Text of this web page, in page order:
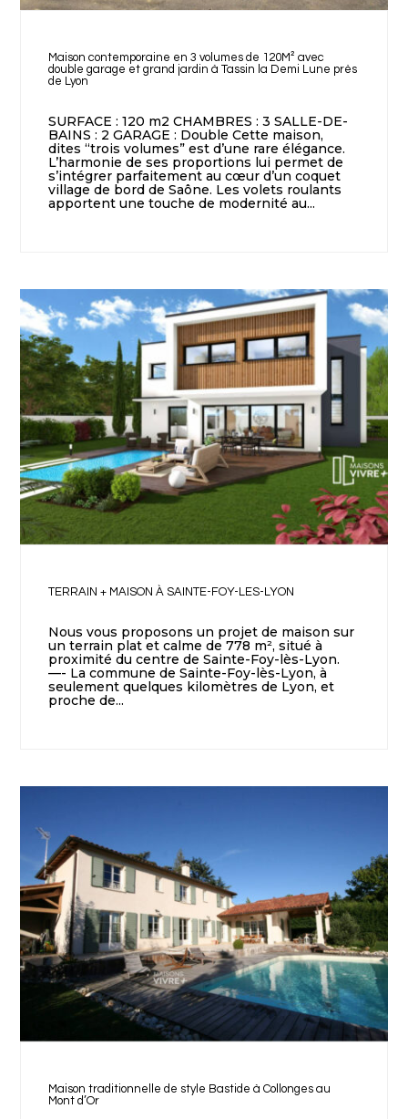
Maison contemporaine en 3 volumes de 120M² avec
double garage et grand jardin à Tassin la Demi Lune près
de Lyon
SURFACE : 120 m2 CHAMBRES : 3 SALLE-DE-
BAINS : 2 GARAGE : Double Cette maison,
dites “trois volumes” est d’une rare élégance.
L’harmonie de ses proportions lui permet de
s’intégrer parfaitement au cœur d’un coquet
village de bord de Saône. Les volets roulants
apportent une touche de modernité au...
TERRAIN + MAISON À SAINTE-FOY-LES-LYON
Nous vous proposons un projet de maison sur
un terrain plat et calme de 778 m², situé à
proximité du centre de Sainte-Foy-lès-Lyon.
—- La commune de Sainte-Foy-lès-Lyon, à
seulement quelques kilomètres de Lyon, et
proche de...
Maison traditionnelle de style Bastide à Collonges au
Mont d’Or